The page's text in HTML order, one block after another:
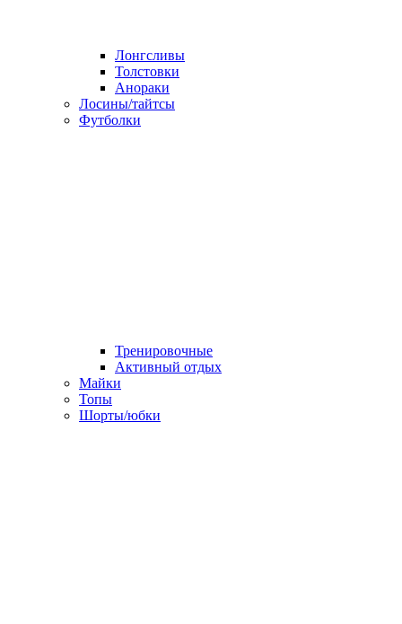
Лонгсливы
Толстовки
Анораки
Лосины/тайтсы
Футболки
Тренировочные
Активный отдых
Майки
Топы
Шорты/юбки